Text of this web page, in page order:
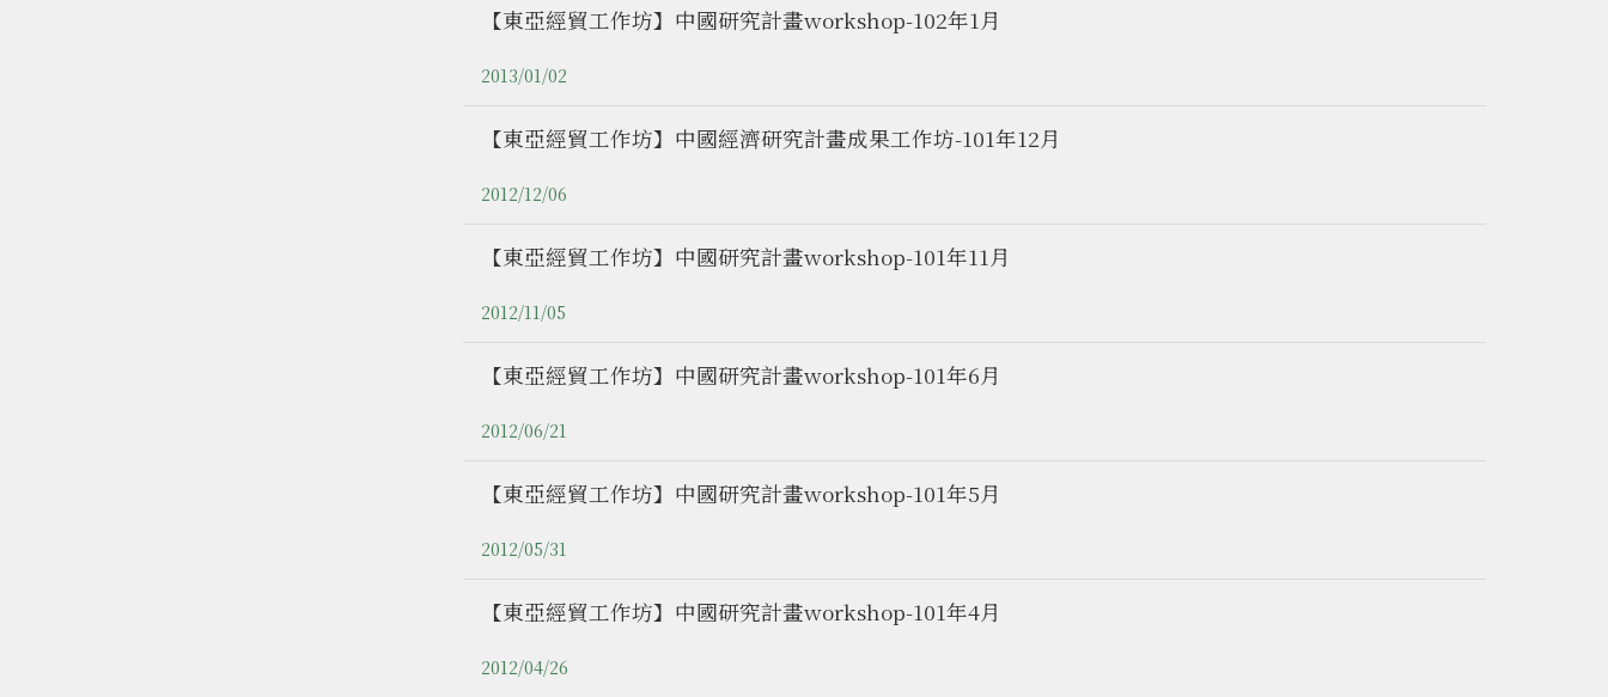
【東亞經貿工作坊】中國研究計畫workshop-102年1月
2013/01/02
【東亞經貿工作坊】中國經濟研究計畫成果工作坊-101年12月
2012/12/06
【東亞經貿工作坊】中國研究計畫workshop-101年11月
2012/11/05
【東亞經貿工作坊】中國研究計畫workshop-101年6月
2012/06/21
【東亞經貿工作坊】中國研究計畫workshop-101年5月
2012/05/31
【東亞經貿工作坊】中國研究計畫workshop-101年4月
2012/04/26